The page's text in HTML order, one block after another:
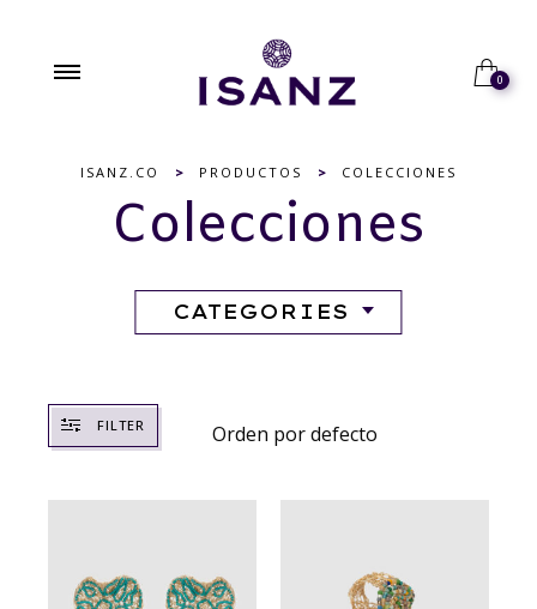
0
ISANZ.CO > PRODUCTOS > COLECCIONES
Colecciones
CATEGORIES
FILTER